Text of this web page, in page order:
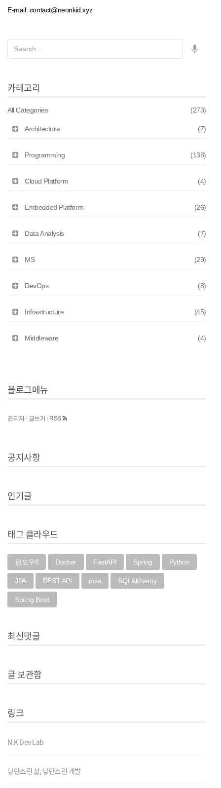
E-mail: contact@neonkid.xyz
카테고리
All Categories (273)
Architecture (7)
Programming (138)
Cloud Platform (4)
Embedded Platform (26)
Data Analysis (7)
MS (29)
DevOps (8)
Infrastructure (45)
Middleware (4)
블로그메뉴
관리자/ 글쓰기 / RSS
공지사항
인기글
태그 클라우드
윈도우8 Docker FastAPI Spring Python
JPA REST API msa SQLAlchemy
Spring Boot
최신댓글
글 보관함
링크
N.K Dev Lab
낭만스런 삶, 낭만스런 개발